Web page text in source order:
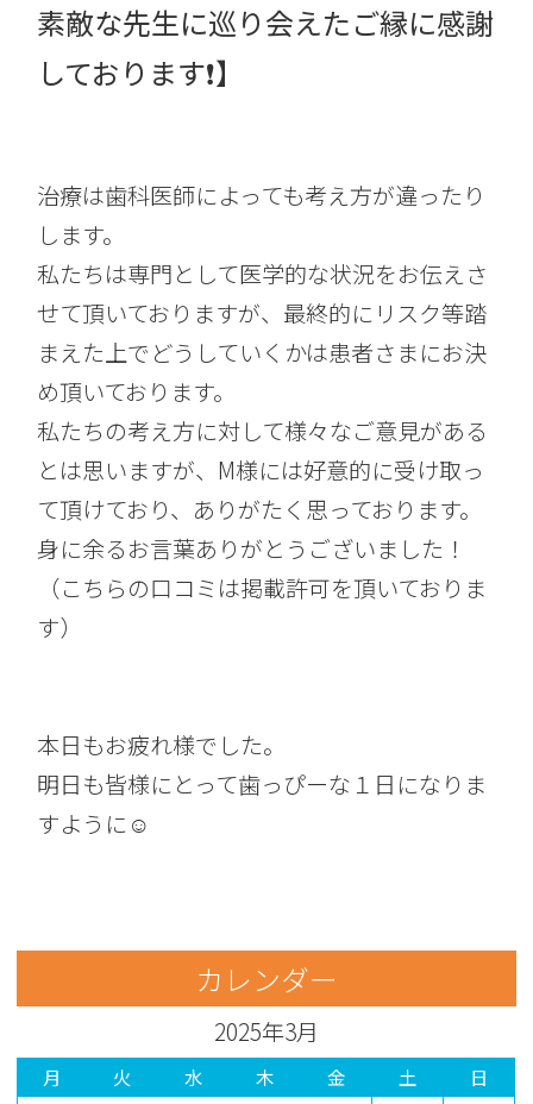
素敵な先生に巡り会えたご縁に感謝
しております❗】
治療は歯科医師によっても考え方が違ったり
します。
私たちは専門として医学的な状況をお伝えさ
せて頂いておりますが、最終的にリスク等踏
まえた上でどうしていくかは患者さまにお決
め頂いております。
私たちの考え方に対して様々なご意見がある
とは思いますが、M様には好意的に受け取っ
て頂けており、ありがたく思っております。
身に余るお言葉ありがとうございました！
（こちらの口コミは掲載許可を頂いておりま
す）
本日もお疲れ様でした。
明日も皆様にとって歯っぴーな１日になりま
すように☺︎
カレンダー
2025年3月
月 火 水 木 金 土 日